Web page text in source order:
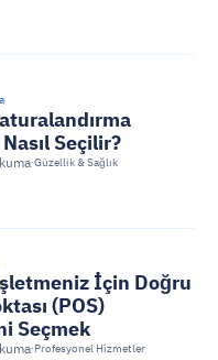
Nasıl Seçilir?
·Güzellik & Sağlık
İçin Doğru
(POS)
Seçmek
·Profesyonel Hizmetler